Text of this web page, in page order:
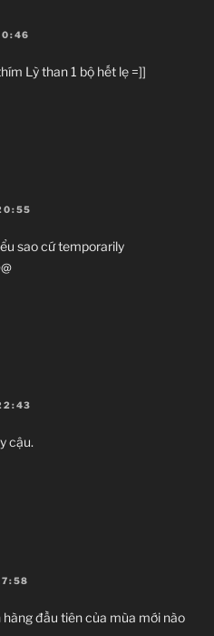
Lỳ than 1 bộ hết lẹ =]]
sao cứ temporarily
cậu.
đầu tiên của mùa mới nào